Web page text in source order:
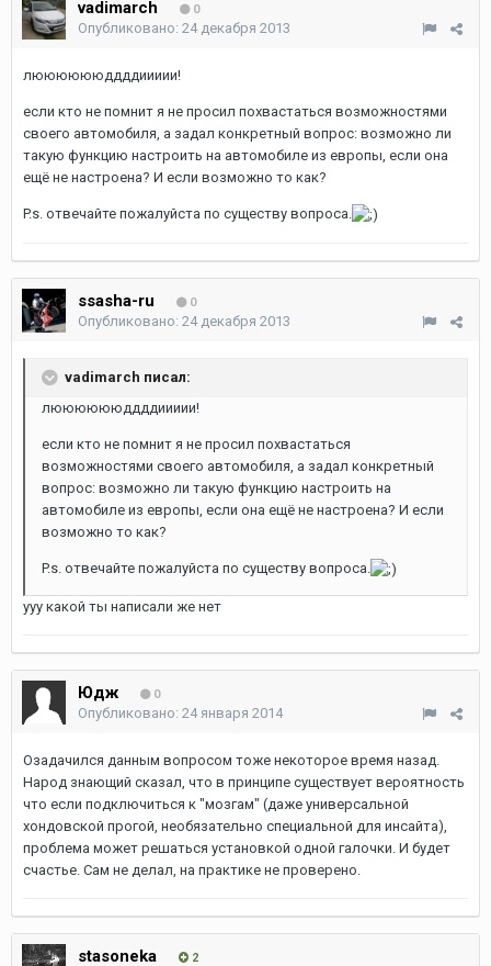
vadimarch 0
Опубликовано: 24 декабря 2013
лююююююддддиииии!
если кто не помнит я не просил похвастаться возможностями
своего автомобиля, а задал конкретный вопрос: возможно ли
такую функцию настроить на автомобиле из европы, если она
ещё не настроена? И если возможно то как?
P.s. отвечайте пожалуйста по существу вопроса.
ssasha-ru 0
Опубликовано: 24 декабря 2013
vadimarch писал:
лююююююддддиииии!
если кто не помнит я не просил похвастаться
возможностями своего автомобиля, а задал конкретный
вопрос: возможно ли такую функцию настроить на
автомобиле из европы, если она ещё не настроена? И если
возможно то как?
P.s. отвечайте пожалуйста по существу вопроса.
ууу какой ты написали же нет
Юдж 0
Опубликовано: 24 января 2014
Озадачился данным вопросом тоже некоторое время назад.
Народ знающий сказал, что в принципе существует вероятность
что если подключиться к "мозгам" (даже универсальной
хондовской прогой, необязательно специальной для инсайта),
проблема может решаться установкой одной галочки. И будет
счастье. Сам не делал, на практике не проверено.
stasoneka 2